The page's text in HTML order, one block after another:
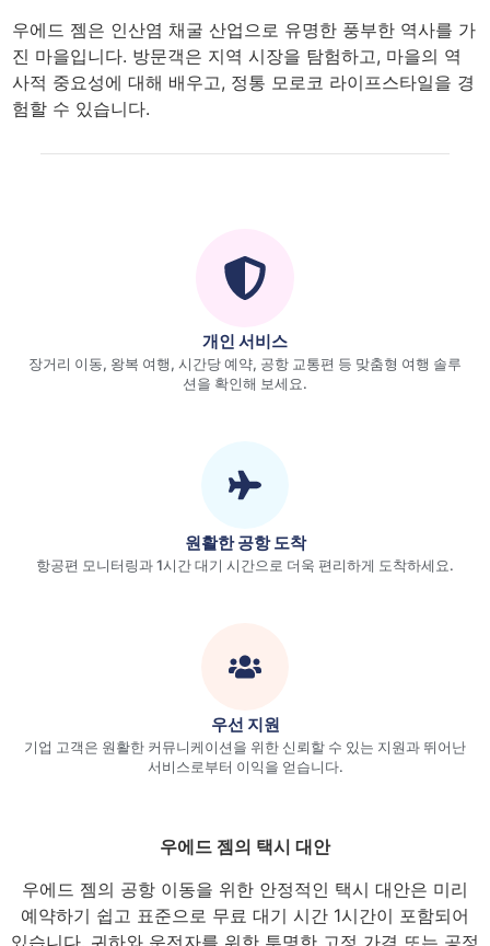
우에드 젬은 인산염 채굴 산업으로 유명한 풍부한 역사를 가
진 마을입니다. 방문객은 지역 시장을 탐험하고, 마을의 역
사적 중요성에 대해 배우고, 정통 모로코 라이프스타일을 경
험할 수 있습니다.
개인 서비스
장거리 이동, 왕복 여행, 시간당 예약, 공항 교통편 등 맞춤형 여행 솔루
션을 확인해 보세요.
원활한 공항 도착
항공편 모니터링과 1시간 대기 시간으로 더욱 편리하게 도착하세요.
우선 지원
기업 고객은 원활한 커뮤니케이션을 위한 신뢰할 수 있는 지원과 뛰어난
서비스로부터 이익을 얻습니다.
우에드 젬의 택시 대안
우에드 젬의 공항 이동을 위한 안정적인 택시 대안은 미리
예약하기 쉽고 표준으로 무료 대기 시간 1시간이 포함되어
있습니다. 귀하와 운전자를 위한 투명한 고정 가격 또는 공정